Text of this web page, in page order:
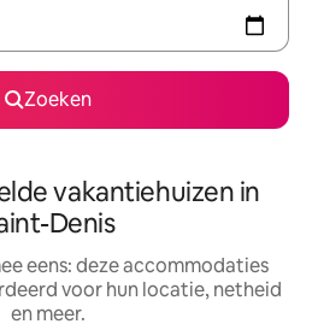
Zoeken
vakantiehuizen in
Denis
eens: deze accommodaties
voor hun locatie, netheid
en meer.